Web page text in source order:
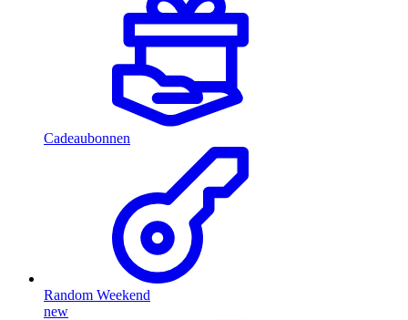
Cadeaubonnen
Random Weekend
new